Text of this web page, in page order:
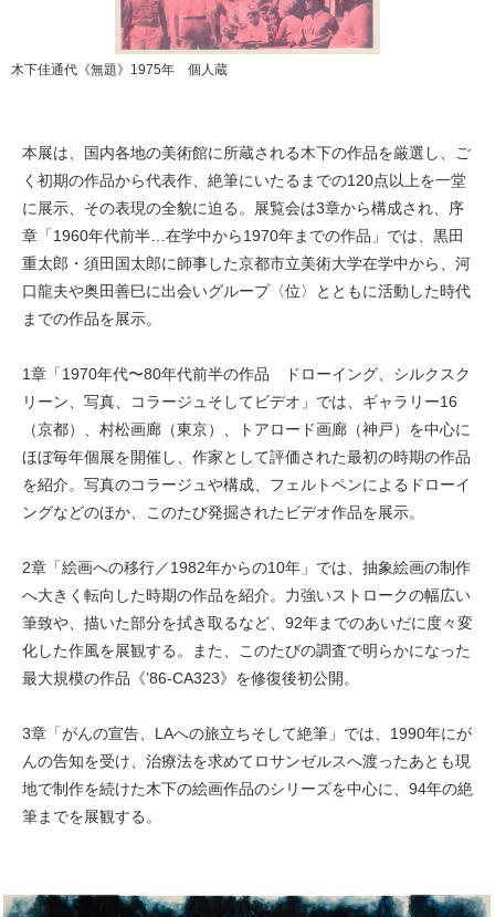
木下佳通代《無題》1975年 個人蔵
本展は、国内各地の美術館に所蔵される木下の作品を厳選し、ご
く初期の作品から代表作、絶筆にいたるまでの120点以上を一堂
に展示、その表現の全貌に迫る。展覧会は3章から構成され、序
章「1960年代前半…在学中から1970年までの作品」では、黒田
重太郎・須田国太郎に師事した京都市立美術大学在学中から、河
口龍夫や奥田善巳に出会いグループ〈位〉とともに活動した時代
までの作品を展示。
1章「1970年代〜80年代前半の作品 ドローイング、シルクスク
リーン、写真、コラージュそしてビデオ」では、ギャラリー16
（京都）、村松画廊（東京）、トアロード画廊（神戸）を中心に
ほぼ毎年個展を開催し、作家として評価された最初の時期の作品
を紹介。写真のコラージュや構成、フェルトペンによるドローイ
ングなどのほか、このたび発掘されたビデオ作品を展示。
2章「絵画への移行／1982年からの10年」では、抽象絵画の制作
へ大きく転向した時期の作品を紹介。力強いストロークの幅広い
筆致や、描いた部分を拭き取るなど、92年までのあいだに度々変
化した作風を展観する。また、このたびの調査で明らかになった
最大規模の作品《’86-CA323》を修復後初公開。
3章「がんの宣告、LAへの旅立ちそして絶筆」では、1990年にが
んの告知を受け、治療法を求めてロサンゼルスへ渡ったあとも現
地で制作を続けた木下の絵画作品のシリーズを中心に、94年の絶
筆までを展観する。